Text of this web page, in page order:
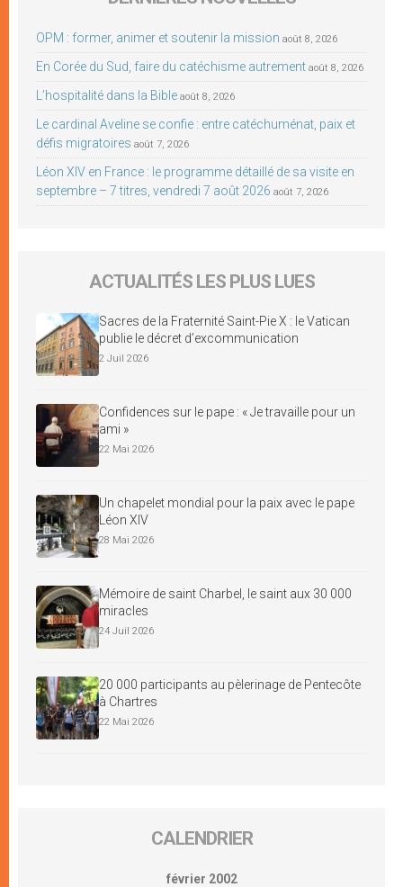
OPM : former, animer et soutenir la mission août 8, 2026
En Corée du Sud, faire du catéchisme autrement août 8, 2026
L’hospitalité dans la Bible août 8, 2026
Le cardinal Aveline se confie : entre catéchuménat, paix et
défis migratoires août 7, 2026
Léon XIV en France : le programme détaillé de sa visite en
septembre – 7 titres, vendredi 7 août 2026 août 7, 2026
ACTUALITÉS LES PLUS LUES
Sacres de la Fraternité Saint-Pie X : le Vatican
publie le décret d’excommunication
2 Juil 2026
Confidences sur le pape : « Je travaille pour un
ami »
22 Mai 2026
Un chapelet mondial pour la paix avec le pape
Léon XIV
28 Mai 2026
Mémoire de saint Charbel, le saint aux 30 000
miracles
24 Juil 2026
20 000 participants au pèlerinage de Pentecôte
à Chartres
22 Mai 2026
CALENDRIER
février 2002